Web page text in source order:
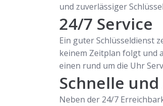
und zuverlässiger
24/7 Service
Ein guter Schlüsseldienst
keinem Zeitplan folgt und
einen rund um die Uhr
Schnelle
Neben der 24/7